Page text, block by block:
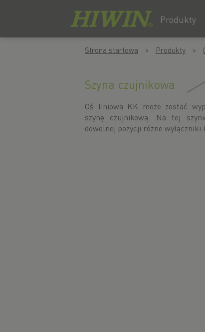
Produkty
Strona startowa Produkty
Szyna czujnikowa
Oś liniowa KK może zostać
szynę czujnikową. Na tej
dowolnej pozycji różne wyłączniki